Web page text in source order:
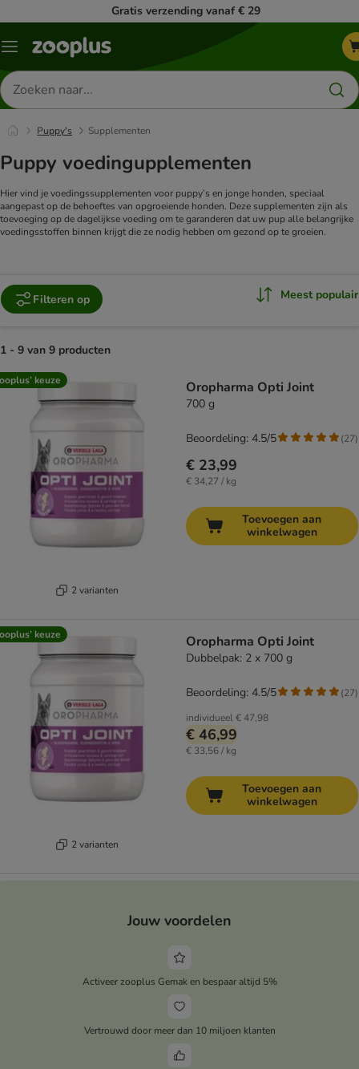
Gratis verzending vanaf € 29
Menu
Zoeken
naar
producten
Puppy's Supplementen
Puppy voedingupplementen
Hier vind je voedingssupplementen voor puppy’s en jonge honden, speciaal
aangepast op de behoeftes van opgroeiende honden. Deze supplementen zijn als
toevoeging op de dagelijkse voeding om te garanderen dat uw pup alle belangrijke
voedingsstoffen binnen krijgt die ze nodig hebben om gezond op te groeien.
Filteren op Meest populair
1 - 9 van 9 producten
product items have been changed
keuze
2 varianten
Oropharma Opti Joint
700 g
€ 23,99
€ 34,27 / kg
Beoordeling: 4.5/5 (27)
Toevoegen aan
winkelwagen
keuze
2 varianten
Oropharma Opti Joint
Dubbelpak: 2 x 700 g
individueel€ 47,98
€ 46,99
€ 33,56 / kg
Beoordeling: 4.5/5 (27)
Toevoegen aan
winkelwagen
Jouw voordelen
Activeer zooplus Gemak en bespaar altijd 5%
Vertrouwd door meer dan 10 miljoen klanten